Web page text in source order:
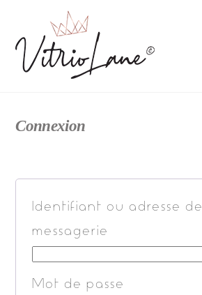
content
Connexion
Identifiant ou adresse de
messagerie
Mot de passe